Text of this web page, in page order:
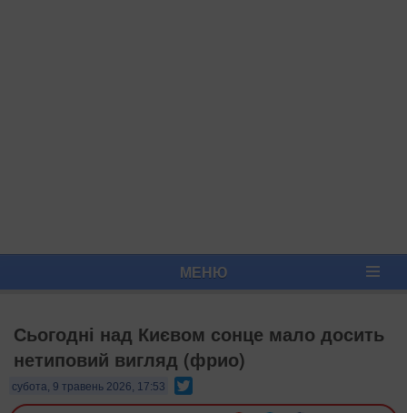
МЕНЮ
Сьогодні над Києвом сонце мало досить
нетиповий вигляд (фрио)
субота, 9 травень 2026, 17:53